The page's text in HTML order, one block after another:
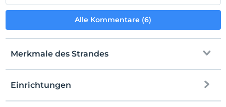
ist/sind pro Zimmer kostenlos
Alle Kommentare (6)
Merkmale des Strandes
Zum Strand
Einrichtungen